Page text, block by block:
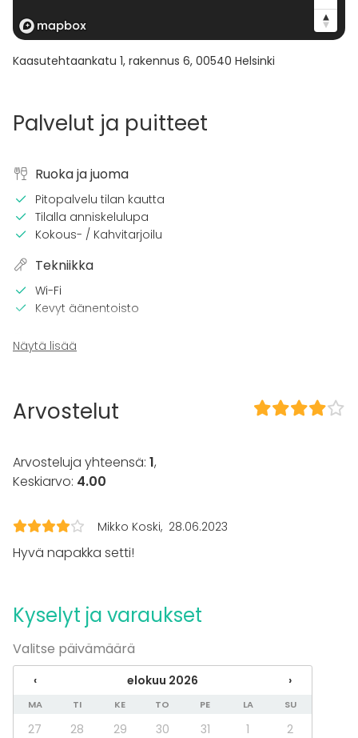
Kaasutehtaankatu 1, rakennus 6, 00540 Helsinki
Palvelut ja puitteet
Ruoka ja juoma
Pitopalvelu tilan kautta
Tilalla anniskelulupa
Kokous- / Kahvitarjoilu
Tekniikka
Wi-Fi
Kevyt äänentoisto
Tapahtumatyypit
Illallinen / lounas
Messut
Esitys / näytös
Mökkireissu / retriitti
Pikkujoulut
Elämyspalvelu
Näytä lisää
Arvostelut
Arvosteluja yhteensä: 1,
Keskiarvo: 4.00
Mikko Koski 28.06.2023
Hyvä napakka setti!
Kyselyt ja varaukset
Valitse päivämäärä
‹ elokuu 2026 ›
MA TI KE TO PE LA SU
27 28 29 30 31 1 2